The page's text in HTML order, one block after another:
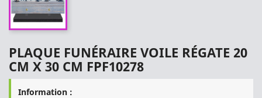
PLAQUE FUNÉRAIRE VOILE RÉGATE 20
CM X 30 CM FPF10278
Information :